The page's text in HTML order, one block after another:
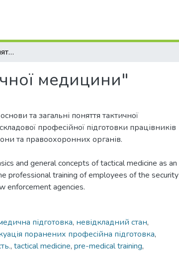
Основи та загальні поняття "тактичної медицини"
медицини"
та загальні поняття тактичної
професійної підготовки працівників
та правоохоронних органів.
and general concepts of tactical medicine as an
professional training of employees of the security
enforcement agencies.
підготовка, невідкладний стан,
поранених професійна підготовка,
, tactical medicine, pre-medical training,